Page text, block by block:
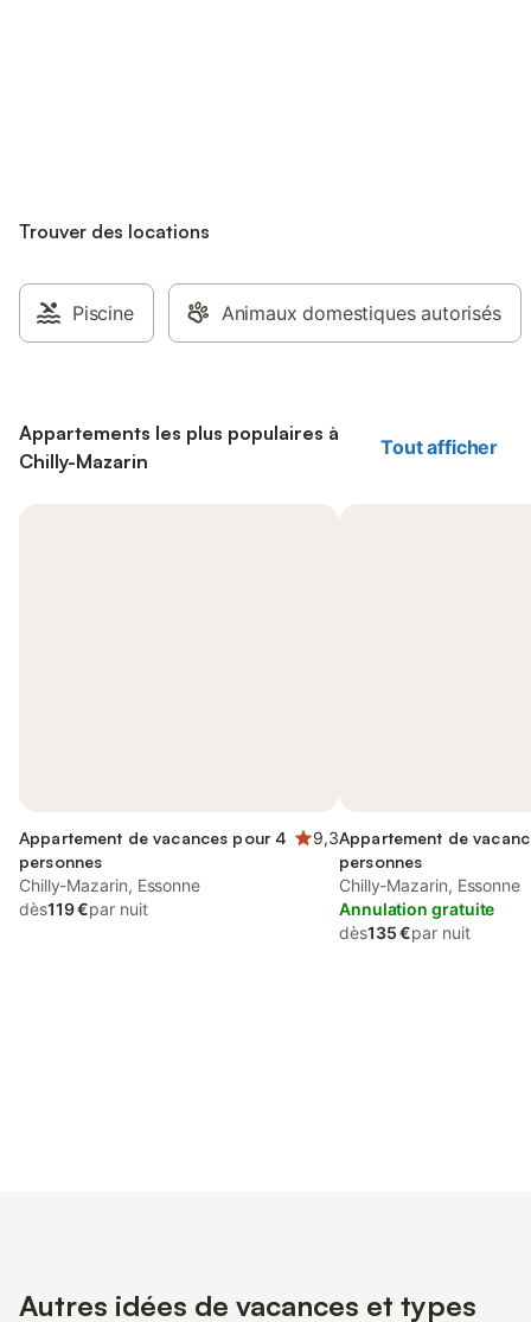
Trouver des locations
Piscine Animaux domestiques autorisés
Appartements les plus populaires à
Chilly-Mazarin
Tout afficher
Appartement de vacances pour 4
personnes
9,3
Chilly-Mazarin, Essonne
dès119 €par nuit
Appartement de
personnes
Chilly-Mazarin, Essonne
Annulation gratuite
dès135 €par nuit
Autres idées de vacances et types